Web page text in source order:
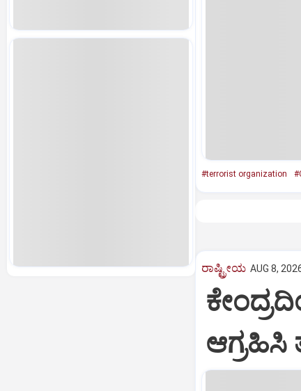
#terrorist organization
ರಾಷ್ಟ್ರೀಯ AUG 8,